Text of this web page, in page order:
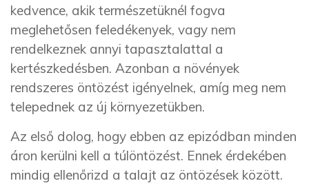
kedvence, akik természetüknél fogva
meglehetősen feledékenyek, vagy nem
rendelkeznek annyi tapasztalattal a
kertészkedésben. Azonban a növények
rendszeres öntözést igényelnek, amíg meg nem
telepednek az új környezetükben.
Az első dolog, hogy ebben az epizódban minden
áron kerülni kell a túlöntözést. Ennek érdekében
mindig ellenőrizd a talajt az öntözések között.